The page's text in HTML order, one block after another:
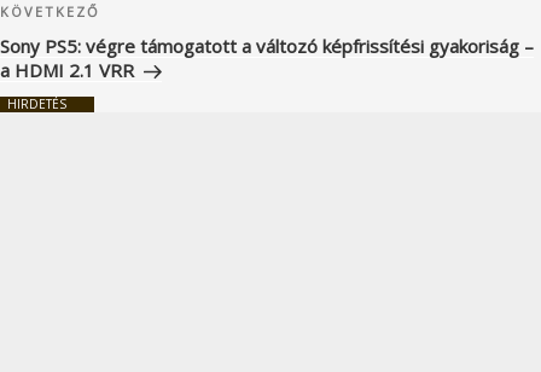
Következő
bejegyzés
KÖVETKEZŐ
Sony PS5: végre támogatott a változó képfrissítési gyakoriság –
a HDMI 2.1 VRR
HIRDETÉS